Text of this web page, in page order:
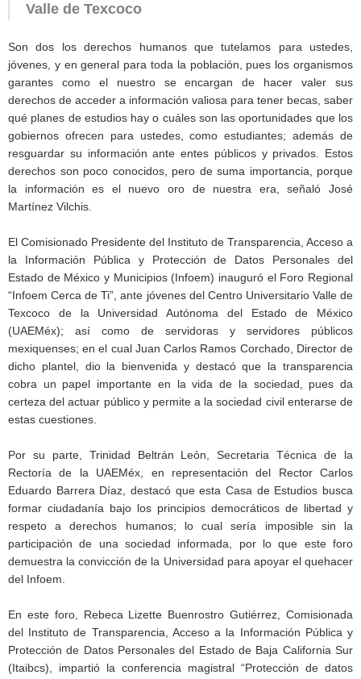
Valle de Texcoco
Son dos los derechos humanos que tutelamos para ustedes,
jóvenes, y en general para toda la población, pues los organismos
garantes como el nuestro se encargan de hacer valer sus
derechos de acceder a información valiosa para tener becas, saber
qué planes de estudios hay o cuáles son las oportunidades que los
gobiernos ofrecen para ustedes, como estudiantes; además de
resguardar su información ante entes públicos y privados. Estos
derechos son poco conocidos, pero de suma importancia, porque
la información es el nuevo oro de nuestra era, señaló José
Martínez Vilchis.
El Comisionado Presidente del Instituto de Transparencia, Acceso a
la Información Pública y Protección de Datos Personales del
Estado de México y Municipios (Infoem) inauguró el Foro Regional
“Infoem Cerca de Ti”, ante jóvenes del Centro Universitario Valle de
Texcoco de la Universidad Autónoma del Estado de México
(UAEMéx); así como de servidoras y servidores públicos
mexiquenses; en el cual Juan Carlos Ramos Corchado, Director de
dicho plantel, dio la bienvenida y destacó que la transparencia
cobra un papel importante en la vida de la sociedad, pues da
certeza del actuar público y permite a la sociedad civil enterarse de
estas cuestiones.
Por su parte, Trinidad Beltrán León, Secretaria Técnica de la
Rectoría de la UAEMéx, en representación del Rector Carlos
Eduardo Barrera Díaz, destacó que esta Casa de Estudios busca
formar ciudadanía bajo los principios democráticos de libertad y
respeto a derechos humanos; lo cual sería imposible sin la
participación de una sociedad informada, por lo que este foro
demuestra la convicción de la Universidad para apoyar el quehacer
del Infoem.
En este foro, Rebeca Lizette Buenrostro Gutiérrez, Comisionada
del Instituto de Transparencia, Acceso a la Información Pública y
Protección de Datos Personales del Estado de Baja California Sur
(Itaibcs), impartió la conferencia magistral “Protección de datos